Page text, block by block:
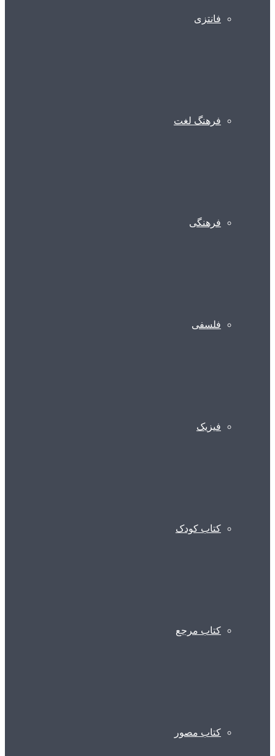
فانتزی
فرهنگ لغت
فرهنگی
فلسفی
فیزیک
کتاب کودک
کتاب مرجع
کتاب مصور